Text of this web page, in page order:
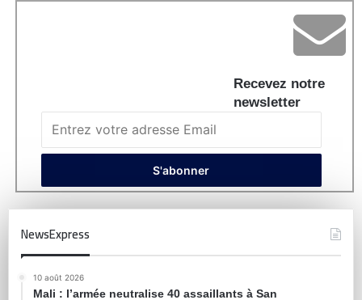
Recevez notre
newsletter
NewsExpress
10 août 2026
Mali : l’armée neutralise 40 assaillants à San